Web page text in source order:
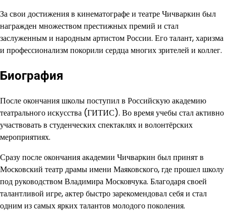
За свои достижения в кинематографе и театре Чичваркин был
награжден множеством престижных премий и стал
заслуженным и народным артистом России. Его талант, харизма
и профессионализм покорили сердца многих зрителей и коллег.
Биография
После окончания школы поступил в Российскую академию
театрального искусства (ГИТИС). Во время учебы стал активно
участвовать в студенческих спектаклях и волонтёрских
мероприятиях.
Сразу после окончания академии Чичваркин был принят в
Московский театр драмы имени Маяковского, где прошел школу
под руководством Владимира Московчука. Благодаря своей
талантливой игре, актер быстро зарекомендовал себя и стал
одним из самых ярких талантов молодого поколения.